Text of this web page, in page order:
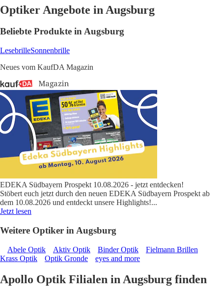
Optiker Angebote in Augsburg
Beliebte Produkte in Augsburg
LesebrilleSonnenbrille
Neues vom KaufDA Magazin
EDEKA Südbayern Prospekt 10.08.2026 - jetzt entdecken!
Stöbert euch jetzt durch den neuen EDEKA Südbayern Prospekt ab
dem 10.08.2026 und entdeckt unsere Highlights!...
Jetzt lesen
Weitere Optiker in Augsburg
Abele Optik Aktiv Optik Binder Optik
Fielmann Brillen
Krass Optik
Optik Gronde eyes and more
Apollo Optik Filialen in Augsburg finden